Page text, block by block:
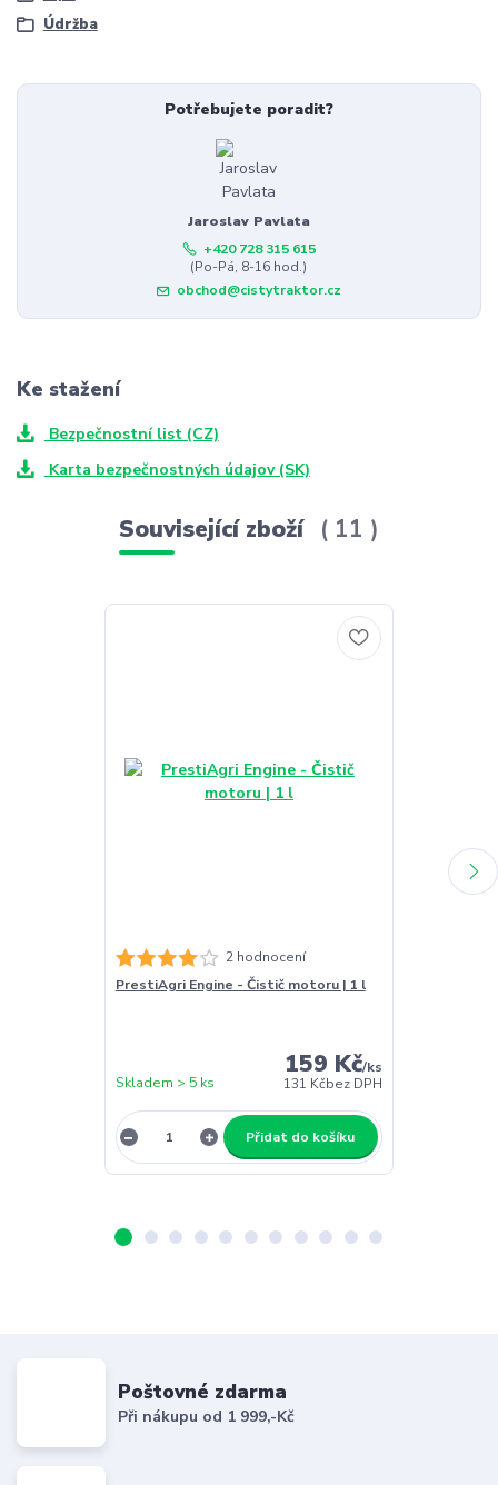
Údržba
Potřebujete poradit?
Jaroslav Pavlata
+420 728 315 615
(Po-Pá, 8-16 hod.)
obchod@cistytraktor.cz
Ke stažení
Bezpečnostní list (CZ)
Karta bezpečnostných údajov (SK)
Související zboží 11
2 hodnocení
PrestiAgri Engine - Čistič motoru | 1 l
159 Kč/ks
131 Kčbez DPH
Skladem > 5 ks
Přidat do košíku
Poštovné zdarma
Při nákupu od 1 999,-Kč